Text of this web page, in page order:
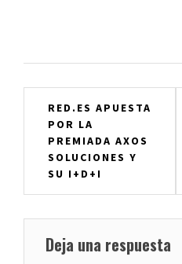
Navegación
entradas
RED.ES APUESTA
POR LA
PREMIADA AXOS
SOLUCIONES Y
SU I+D+I
Deja una respuesta